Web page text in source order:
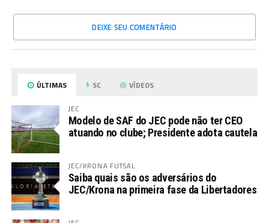
DEIXE SEU COMENTÁRIO
ÚLTIMAS SC VÍDEOS
JEC
Modelo de SAF do JEC pode não ter CEO
atuando no clube; Presidente adota cautela
JEC/KRONA FUTSAL
Saiba quais são os adversários do
JEC/Krona na primeira fase da Libertadores